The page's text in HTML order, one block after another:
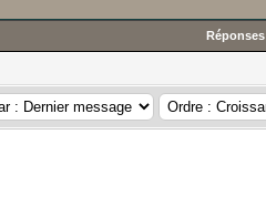
Réponses